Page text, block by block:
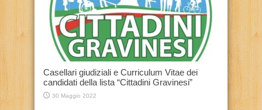
Casellari giudiziali e Curriculum Vitae dei
candidati della lista “Cittadini Gravinesi”
30 Maggio 2022